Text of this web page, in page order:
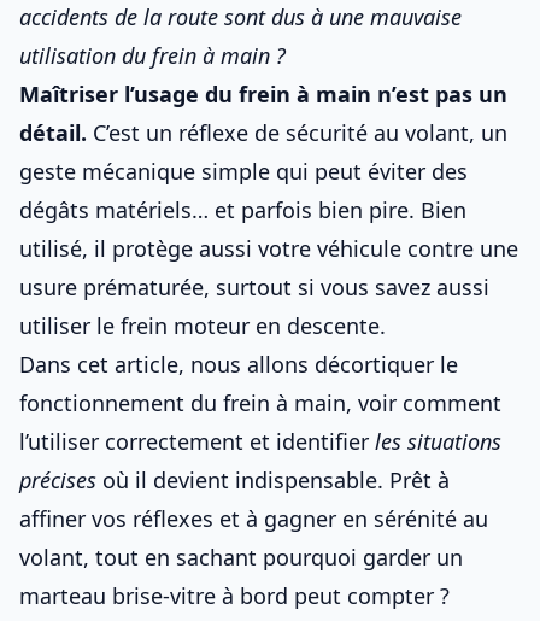
accidents de la route sont dus à une mauvaise
utilisation du frein à main ?
Maîtriser l’usage du frein à main n’est pas un
détail. C’est un réflexe de sécurité au volant, un
geste mécanique simple qui peut éviter des
dégâts matériels… et parfois bien pire. Bien
utilisé, il protège aussi votre véhicule contre une
usure prématurée, surtout si vous savez aussi
utiliser le frein moteur en descente.
Dans cet article, nous allons décortiquer le
fonctionnement du frein à main, voir comment
l’utiliser correctement et identifier les situations
précises où il devient indispensable. Prêt à
affiner vos réflexes et à gagner en sérénité au
volant, tout en sachant pourquoi garder un
marteau brise-vitre à bord peut compter ?